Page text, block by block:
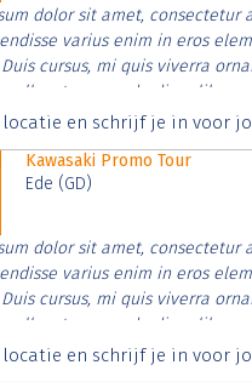
dolor sit amet, consectetur
varius enim in eros
cursus, mi quis viverra
nulla, ut commodo diam libero
nibh et justo cursus id
locatie en schrijf je in voor
Kawasaki Promo Tour
Ede (GD)
dolor sit amet, consectetur
varius enim in eros
cursus, mi quis viverra
nulla, ut commodo diam libero
nibh et justo cursus id
locatie en schrijf je in voor